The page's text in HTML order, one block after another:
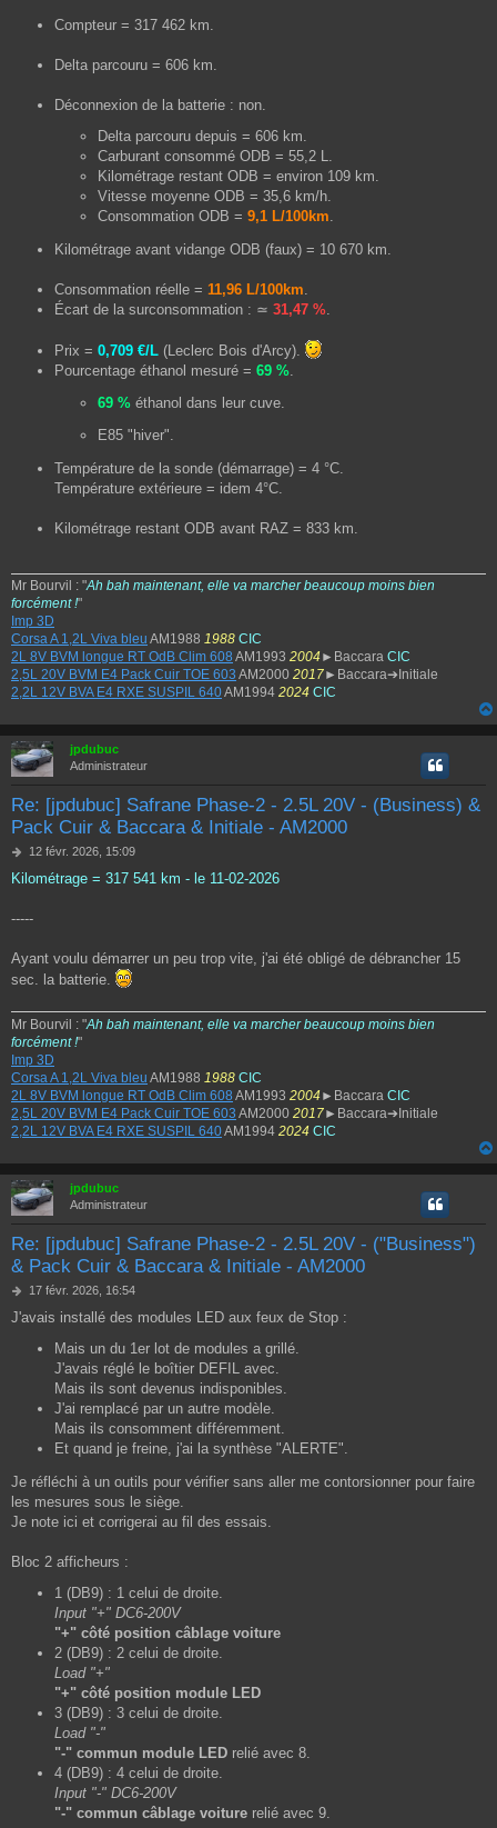
Compteur = 317 462 km.
Delta parcouru = 606 km.
Déconnexion de la batterie : non.
Delta parcouru depuis = 606 km.
Carburant consommé ODB = 55,2 L.
Kilométrage restant ODB = environ 109 km.
Vitesse moyenne ODB = 35,6 km/h.
Consommation ODB = 9,1 L/100km.
Kilométrage avant vidange ODB (faux) = 10 670 km.
Consommation réelle = 11,96 L/100km.
Écart de la surconsommation : ≃ 31,47 %.
Prix = 0,709 €/L (Leclerc Bois d'Arcy).
Pourcentage éthanol mesuré = 69 %.
69 % éthanol dans leur cuve.
E85 "hiver".
Température de la sonde (démarrage) = 4 °C.
Température extérieure = idem 4°C.
Kilométrage restant ODB avant RAZ = 833 km.
Mr Bourvil : "Ah bah maintenant, elle va marcher beaucoup moins bien
forcément !"
Imp 3D
Corsa A 1,2L Viva bleu AM1988 1988 CIC
2L 8V BVM longue RT OdB Clim 608 AM1993 2004 ►Baccara CIC
2,5L 20V BVM E4 Pack Cuir TOE 603 AM2000 2017►Baccara➔Initiale
2,2L 12V BVA E4 RXE SUSPIL 640AM1994 2024 CIC
jpdubuc
Administrateur
Re: [jpdubuc] Safrane Phase-2 - 2.5L 20V - (Business) &
Pack Cuir & Baccara & Initiale - AM2000
M
s
a
12 févr. 2026, 15:09
Kilométrage = 317 541 km - le 11-02-2026
-----
Ayant voulu démarrer un peu trop vite, j'ai été obligé de débrancher 15
sec. la batterie.
Mr Bourvil : "Ah bah maintenant, elle va marcher beaucoup moins bien
forcément !"
Imp 3D
Corsa A 1,2L Viva bleu AM1988 1988 CIC
2L 8V BVM longue RT OdB Clim 608 AM1993 2004 ►Baccara CIC
2,5L 20V BVM E4 Pack Cuir TOE 603 AM2000 2017►Baccara➔Initiale
2,2L 12V BVA E4 RXE SUSPIL 640AM1994 2024 CIC
jpdubuc
Administrateur
Re: [jpdubuc] Safrane Phase-2 - 2.5L 20V - ("Business")
& Pack Cuir & Baccara & Initiale - AM2000
M
s
17 févr. 2026, 16:54
J'avais installé des modules LED aux feux de Stop :
Mais un du 1er lot de modules a grillé.
J'avais réglé le boîtier DEFIL avec.
Mais ils sont devenus indisponibles.
J'ai remplacé par un autre modèle.
Mais ils consomment différemment.
Et quand je freine, j'ai la synthèse "ALERTE".
Je réfléchi à un outils pour vérifier sans aller me contorsionner pour faire
les mesures sous le siège.
Je note ici et corrigerai au fil des essais.
Bloc 2 afficheurs :
1 (DB9) : 1 celui de droite.
Input "+" DC6-200V
"+" côté position câblage voiture
2 (DB9) : 2 celui de droite.
Load "+"
"+" côté position module LED
3 (DB9) : 3 celui de droite.
Load "-"
"-" commun module LED relié avec 8.
4 (DB9) : 4 celui de droite.
Input "-" DC6-200V
"-" commun câblage voiture relié avec 9.